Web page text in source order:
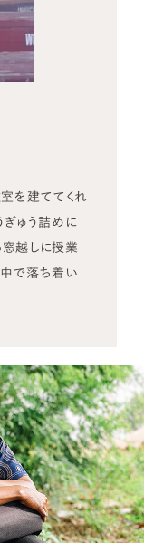
を建ててくれ
ゅう詰めに
越しに授業
で落ち着い